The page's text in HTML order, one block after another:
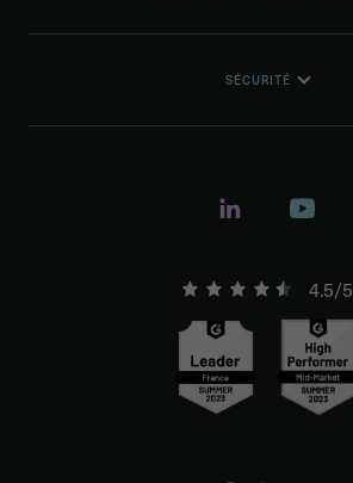
SÉCURITÉ
4.5/5